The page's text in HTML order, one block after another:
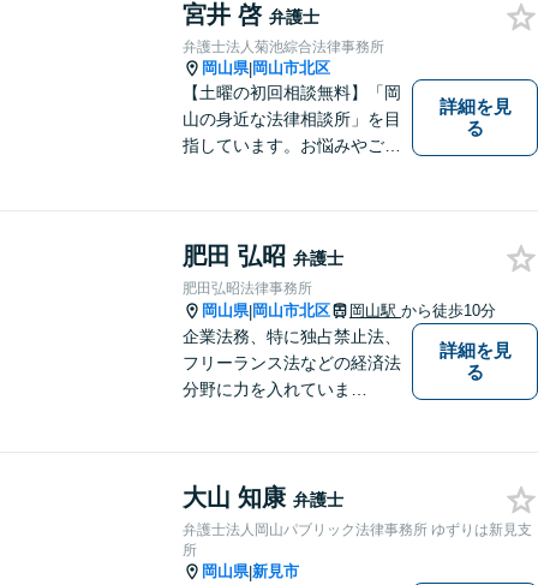
ラス対応】【後払い対応】
【日弁連国際人権問題委員会
所属】お困りの方は、お気軽
にご相談下さい。
宮井 啓 弁護士
弁護士法人菊池綜合法律事務所
岡山県|岡山市北区
【土曜の初回相談無料】「岡
山の身近な法律相談所」を目
指しています。お悩みやご不
でも構いません。お気軽にご
相談ください。【土曜日も受
付可能】【専用駐車場あり】
詳細を見
る
肥田 弘昭 弁護士
肥田弘昭法律事務所
岡山県|岡山市北区 岡山駅 から徒歩10分
企業法務、特に独占禁止法、
フリーランス法などの経済法
分野に力を入れていま
詳細を見
る
大山 知康 弁護士
弁護士法人岡山パブリック法律事務所 ゆずりは新見支
所
岡山県|新見市